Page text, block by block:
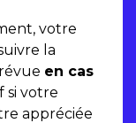
votre
la
en cas
si votre
appréciée